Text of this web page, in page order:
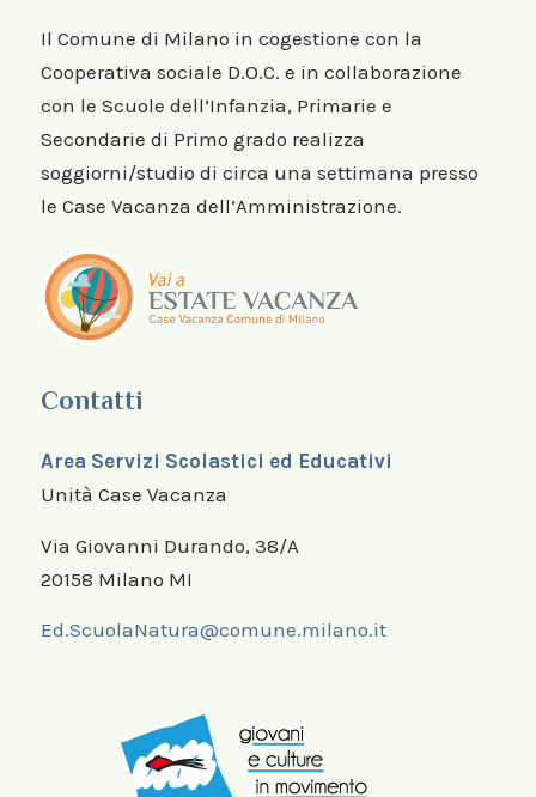
Il Comune di Milano in cogestione con la
Cooperativa sociale D.O.C. e in collaborazione
con le Scuole dell’Infanzia, Primarie e
Secondarie di Primo grado realizza
soggiorni/studio di circa una settimana presso
le Case Vacanza dell’Amministrazione.
Contatti
Area Servizi Scolastici ed Educativi
Unità Case Vacanza
Via Giovanni Durando, 38/A
20158 Milano MI
Ed.ScuolaNatura@comune.milano.it